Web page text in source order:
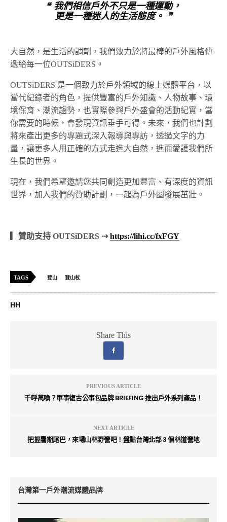
❝ 我們相信戶外不只是一種運動，
更是一種迷人的生活態度。 ❞
大自然，是生活的調劑，我們致力於將最棒的戶外風格傳
遞給每一位OUTSiDERS。
OUTSiDERS 是一個致力於戶外領域的線上媒體平台，以
當代紀錄者的角色，提供豐富的戶外知識、人物故事、環
境保育、潮流趨勢，也實際參與戶外盛會的活動紀實，當
你需要的時候，會發現資訊垂手可得。未來，我們也計劃
將來產出更多的專題式深入報導與專訪，透過文字的力
量，讓更多人用正確的方式走進大自然，進而愛護我們所
生長的世界。
現在，我們希望邀請您共同創造更加豐富、有深度的資訊
世界，加入我們的贊助計劃，一起為戶外圈發展茁壯。
▎贊助支持 OUTSiDERS ⇢https://lihi.cc/fxFGY
TAGS 登山 登山杖
HH
Share This
PREVIOUS ARTICLE
千呼萬喚？軍事復古公事包品牌 BRIEFING 推出戶外系列產品！
NEXT ARTICLE
把握暑期尾巴，來場山林野營吧！盤點台灣北部 3 個林道營地
台灣第一戶外潮流媒體品牌